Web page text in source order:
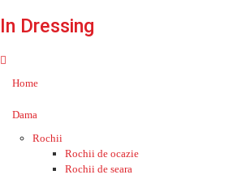
In Dressing
Home
Dama
Rochii
Rochii de ocazie
Rochii de seara